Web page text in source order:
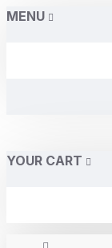
MENU
YOUR CART